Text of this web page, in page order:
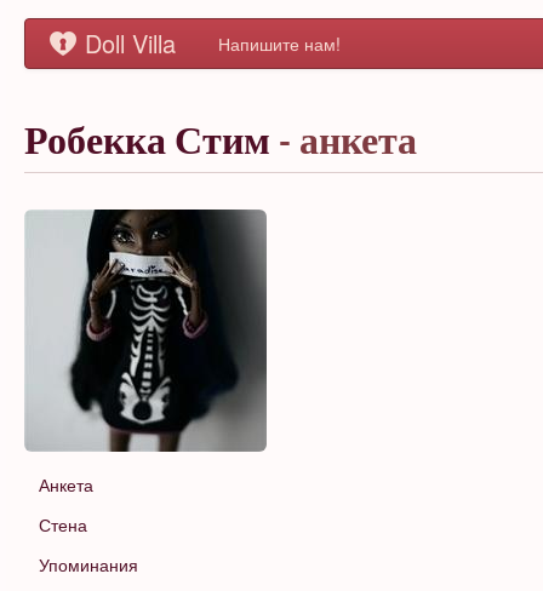
Doll Villa Напишите нам!
Робекка Стим - анкета
Анкета
Стена
Упоминания